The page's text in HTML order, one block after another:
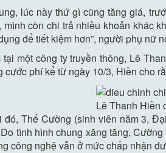
lúc này thứ gì cũng tăng giá,
mình còn chi trả nhiều khoản khác
để tiết kiệm hơn”, người phụ nữ
tại một công ty truyền thông, Lê
cước phí kể từ ngày 10/3, Hiền cho
Lê Thanh Hiền
đó, Thế Cường (sinh viên năm 3,
tình hình chung xăng tăng,
công nghệ vẫn ở mức chấp nhận